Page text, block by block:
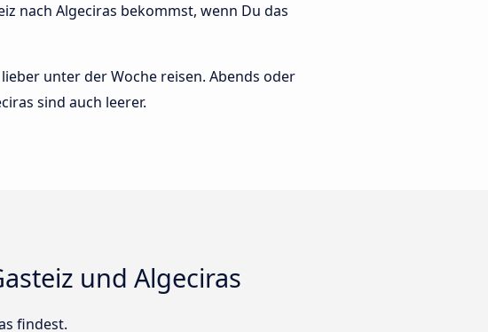
nach Algeciras bekommst, wenn Du das
unter der Woche reisen. Abends oder
sind auch leerer.
und Algeciras
findest.